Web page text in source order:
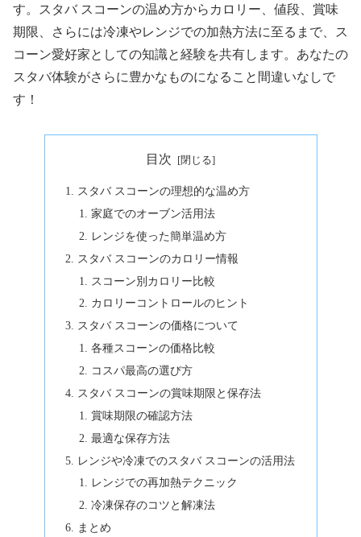
す。スタバ スコーンの温め方からカロリー、値段、賞味
期限、さらには冷凍やレンジでの加熱方法に至るまで、ス
コーン愛好家としての知識と経験を共有します。あなたの
スタバ体験がさらに豊かなものになること間違いなしで
す！
目次
スタバ スコーンの理想的な温め方
家庭でのオーブン活用法
レンジを使った簡単温め方
スタバ スコーンのカロリー情報
スコーン別カロリー比較
カロリーコントロールのヒント
スタバ スコーンの価格について
各種スコーンの価格比較
コスパ最高の選び方
スタバ スコーンの賞味期限と保存法
賞味期限の確認方法
最適な保存方法
レンジや冷凍でのスタバ スコーンの活用法
レンジでの再加熱テクニック
冷凍保存のコツと解凍法
まとめ